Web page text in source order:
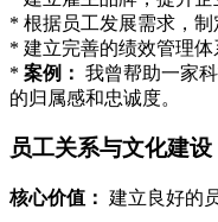
* 根据员工发展需求，制
* 建立完善的绩效管理体
* 案例： 我曾帮助一家
的归属感和忠诚度。
员工关系与文化建
核心价值： 建立良好的